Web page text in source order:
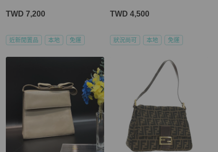
TWD 7,200
近新閒置品 本地 免運
TWD 4,500
狀況尚可 本地 免運